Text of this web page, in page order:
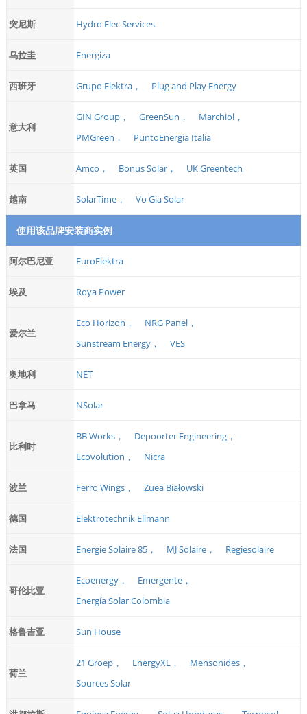
突尼斯 Hydro Elec Services
乌拉圭 Energiza
西班牙 Grupo Elektra， Plug and Play Energy
意大利
GIN Group， GreenSun，
Marchiol，
PMGreen，
PuntoEnergia Italia
英国 Amco， Bonus Solar， UK Greentech
越南 SolarTime， Vo Gia Solar
使用该品牌安装商实例
阿尔巴尼亚 EuroElektra
埃及 Roya Power
爱尔兰
Eco Horizon，
NRG Panel，
Sunstream Energy，
VES
奥地利 NET
巴拿马 NSolar
比利时
BB Works，
Depoorter Engineering，
Ecovolution，
Nicra
波兰 Ferro Wings， Zuea Białowski
德国 Elektrotechnik Ellmann
法国 Energie Solaire 85， MJ Solaire， Regiesolaire
哥伦比亚
Ecoenergy，
Emergente，
Energía Solar Colombia
格鲁吉亚 Sun House
荷兰
21 Groep， EnergyXL，
Mensonides，
Sources Solar